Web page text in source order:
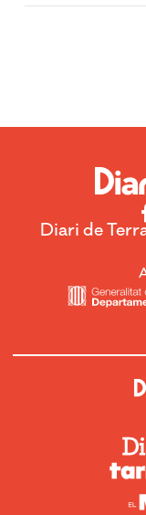
Diari de